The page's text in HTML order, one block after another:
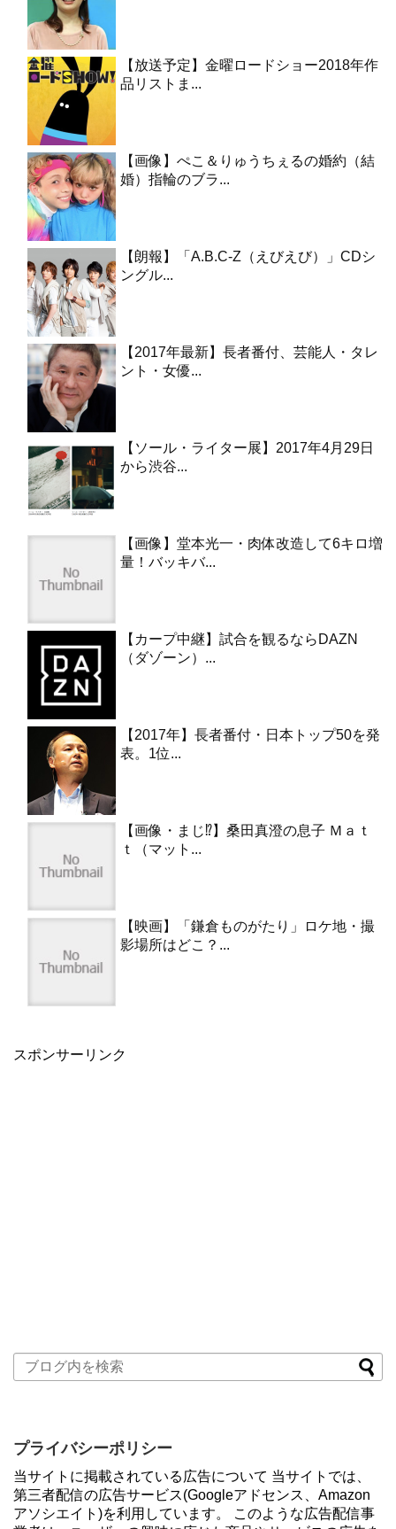
【放送予定】金曜ロードショー2018年作
品リストま...
【画像】ぺこ＆りゅうちぇるの婚約（結
婚）指輪のブラ...
【朗報】「A.B.C-Z（えびえび）」CDシ
ングル...
【2017年最新】長者番付、芸能人・タレ
ント・女優...
【ソール・ライター展】2017年4月29日
から渋谷...
【画像】堂本光一・肉体改造して6キロ増
量！バッキバ...
【カープ中継】試合を観るならDAZN
（ダゾーン）...
【2017年】長者番付・日本トップ50を発
表。1位...
【画像・まじ⁉︎】桑田真澄の息子 Ｍａｔ
ｔ（マット...
【映画】「鎌倉ものがたり」ロケ地・撮
影場所はどこ？...
スポンサーリンク
プライバシーポリシー
当サイトに掲載されている広告について 当サイトでは、
第三者配信の広告サービス(Googleアドセンス、Amazon
アソシエイト)を利用しています。 このような広告配信事